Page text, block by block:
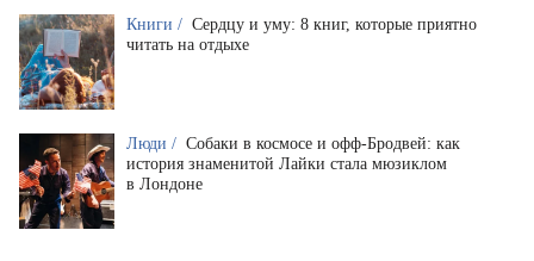
Книги / Сердцу и уму: 8 книг, которые приятно
читать на отдыхе
Люди / Собаки в космосе и офф-Бродвей: как
история знаменитой Лайки стала мюзиклом
в Лондоне